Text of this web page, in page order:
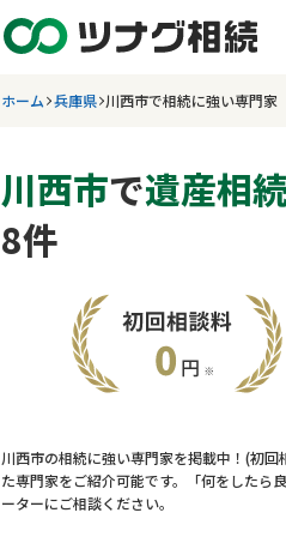
ホーム 兵庫県 川西市で相続に強い専門家
川西市で遺産相
8件
川西市の相続に強い専門家を掲載中！(初
た専門家をご紹介可能です。「何をしたら
ーターにご相談ください。